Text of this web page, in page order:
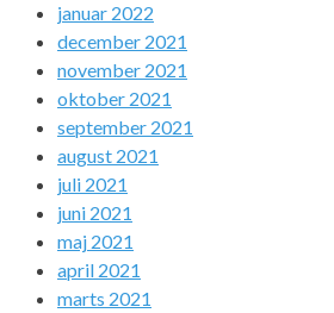
januar 2022
december 2021
november 2021
oktober 2021
september 2021
august 2021
juli 2021
juni 2021
maj 2021
april 2021
marts 2021